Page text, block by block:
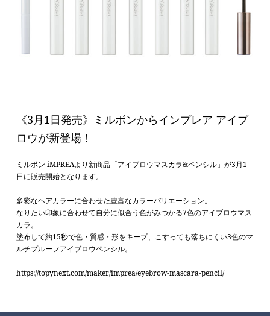
《3月1日発売》ミルボンからインプレア アイブ
ロウが新登場！
ミルボン iMPREAより新商品「アイブロウマスカラ&ペンシル」が3月1
日に販売開始となります。
多彩なヘアカラーに合わせた豊富なカラーバリエーション。
なりたい印象に合わせて自分に似合う色がみつかる7色のアイブロウマス
カラ。
塗布して約15秒で色・質感・形をキープ、こすっても落ちにくい3色のマ
ルチプルーフアイブロウペンシル。
https://topynext.com/maker/imprea/eyebrow-mascara-pencil/